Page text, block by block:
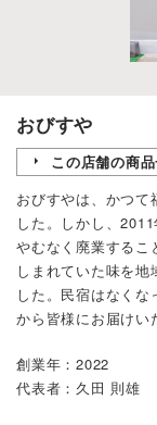
おびすや
この店舗の商
おびすやは、かつて
した。しかし、
やむなく廃業するこ
しまれていた味を地
した。民宿はなく
から皆様にお届けい
創業年：2022
代表者：久田 則雄